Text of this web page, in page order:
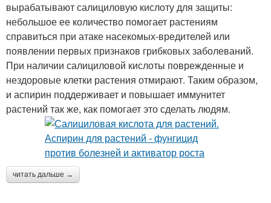
вырабатывают салициловую кислоту для защиты:
небольшое ее количество помогает растениям
справиться при атаке насекомых-вредителей или
появлении первых признаков грибковых заболеваний.
При наличии салициловой кислоты поврежденные и
нездоровые клетки растения отмирают. Таким образом,
и аспирин поддерживает и повышает иммунитет
растений так же, как помогает это сделать людям.
читать дальше →